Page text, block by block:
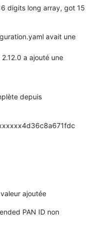
digits long array, got 15
avait une
a ajouté une
depuis
ajoutée
PAN ID non